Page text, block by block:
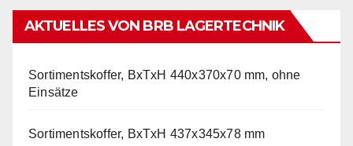
AKTUELLES VON BRB LAGERTECHNIK
Sortimentskoffer, BxTxH 440x370x70 mm, ohne
Einsätze
Sortimentskoffer, BxTxH 437x345x78 mm